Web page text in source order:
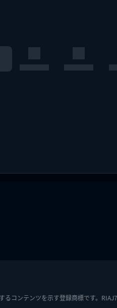
るコンテンツを示す登録商標です。